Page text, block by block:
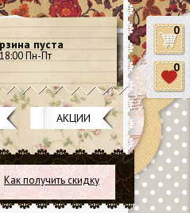
пуста
Пн-Пт
АКЦИИ
Как получить скидку
0
0